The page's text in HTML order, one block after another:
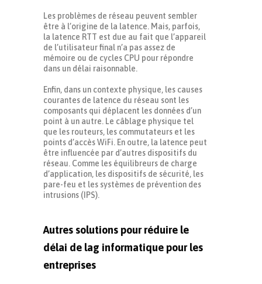
Les problèmes de réseau peuvent sembler
être à l’origine de la latence. Mais, parfois,
la latence RTT est due au fait que l’appareil
de l’utilisateur final n’a pas assez de
mémoire ou de cycles CPU pour répondre
dans un délai raisonnable.
Enfin, dans un contexte physique, les causes
courantes de latence du réseau sont les
composants qui déplacent les données d’un
point à un autre. Le câblage physique tel
que les routeurs, les commutateurs et les
points d’accès WiFi. En outre, la latence peut
être influencée par d’autres dispositifs du
réseau. Comme les équilibreurs de charge
d’application, les dispositifs de sécurité, les
pare-feu et les systèmes de prévention des
intrusions (IPS).
Autres solutions pour réduire le
délai de lag informatique pour les
entreprises